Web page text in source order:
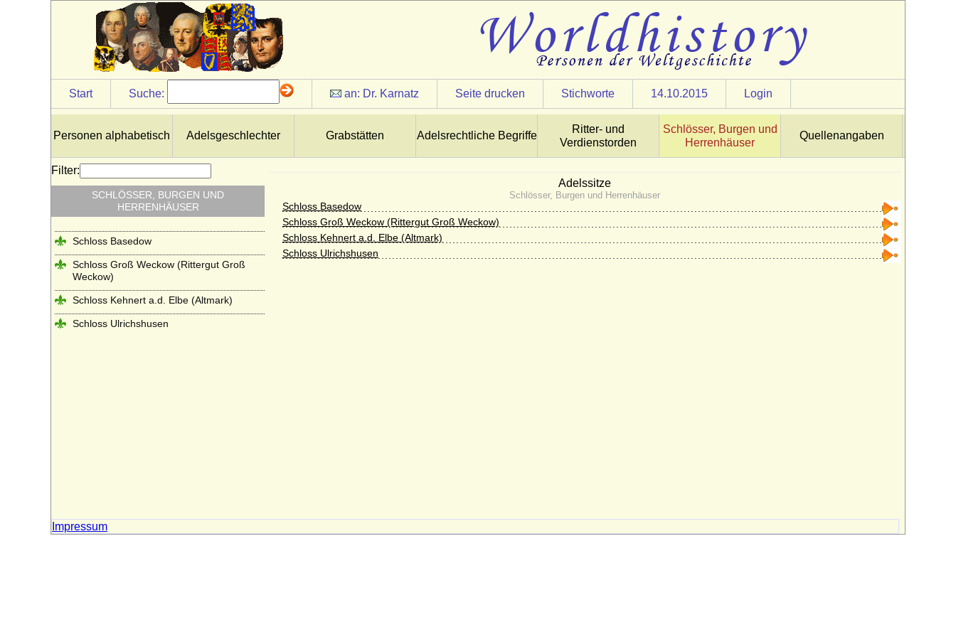
Start Suche: an: Dr. Karnatz Seite drucken Stichworte 14.10.2015 Login
Personen alphabetisch Adelsgeschlechter Grabstätten Adelsrechtliche Begriffe
Ritter- und
Verdienstorden
Schlösser, Burgen und
Herrenhäuser
Quellenangaben
Adelssitze
Schlösser, Burgen und Herrenhäuser
Schloss Basedow
Schloss Groß Weckow (Rittergut Groß Weckow)
Schloss Kehnert a.d. Elbe (Altmark)
Schloss Ulrichshusen
Filter:
SCHLÖSSER, BURGEN UND
HERRENHÄUSER
Schloss Basedow
Schloss Groß Weckow (Rittergut Groß
Weckow)
Schloss Kehnert a.d. Elbe (Altmark)
Schloss Ulrichshusen
Impressum